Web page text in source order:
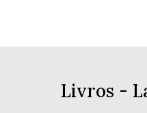
Livros -